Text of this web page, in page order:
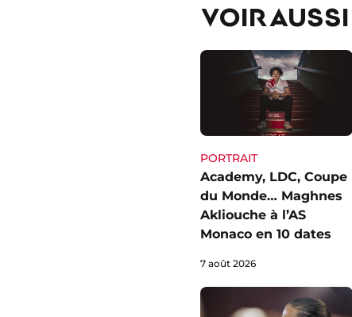
VOIR AUSSI
PORTRAIT
Academy, LDC, Coupe
du Monde… Maghnes
Akliouche à l’AS
Monaco en 10 dates
7 août 2026